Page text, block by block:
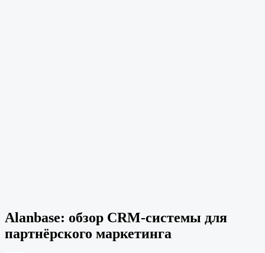
Alanbase: обзор CRM-системы для
партнёрского маркетинга